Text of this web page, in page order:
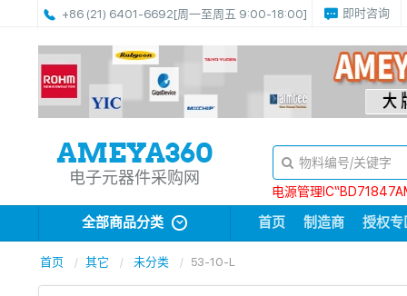
+86 (21) 6401-6692[周一至周五 9:00-18:00] 即时咨询
电子元器件采购网
电源管理
全部商品分类 首页 制造商 授权专
首页 其它 未分类 53-10-L